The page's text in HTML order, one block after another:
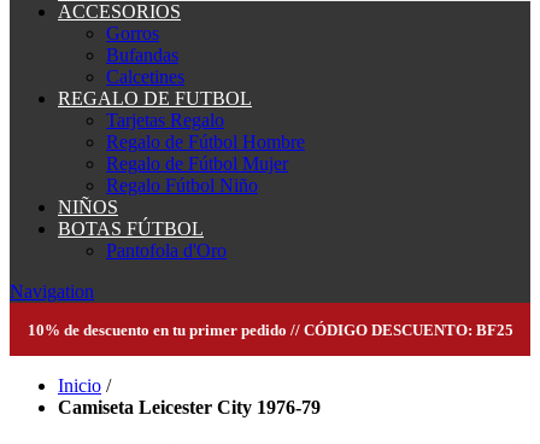
ACCESORIOS
Gorros
Bufandas
Calcetines
REGALO DE FUTBOL
Tarjetas Regalo
Regalo de Fútbol Hombre
Regalo de Fútbol Mujer
Regalo Fútbol Niño
NIÑOS
BOTAS FÚTBOL
Pantofola d'Oro
Navigation
10% de descuento en tu primer pedido // CÓDIGO DESCUENTO: BF25
Inicio /
Camiseta Leicester City 1976-79